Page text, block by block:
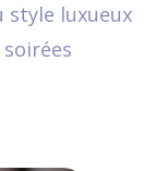
style luxueux